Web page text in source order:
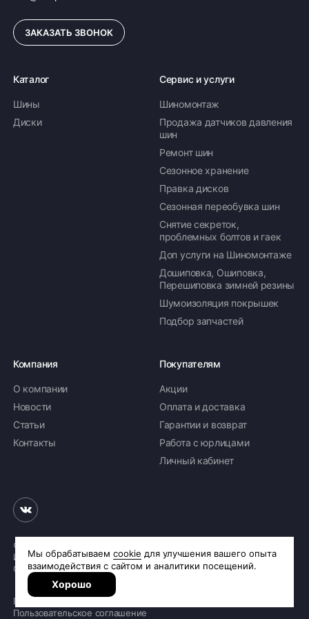
ЗАКАЗАТЬ ЗВОНОК
Каталог
Шины
Диски
Сервис и услуги
Шиномонтаж
Продажа датчиков давления
шин
Ремонт шин
Сезонное хранение
Правка дисков
Сезонная переобувка шин
Снятие секреток,
проблемных болтов и гаек
Доп услуги на Шиномонтаже
Дошиповка, Ошиповка,
Перешиповка зимней резины
Шумоизоляция покрышек
Подбор запчастей
Компания
О компании
Новости
Статьи
Контакты
Покупателям
Акции
Оплата и доставка
Гарантии и возврат
Работа с юрлицами
Личный кабинет
© 2026 «Шинное бюро Шлепакова»
Интернет-магазин шин и дисков
Сделано вR.class
Политика обработки персональных данных
Пользовательское соглашение